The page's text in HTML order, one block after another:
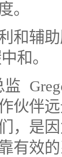
。
和辅
和。
监
伙伴
，是
有效